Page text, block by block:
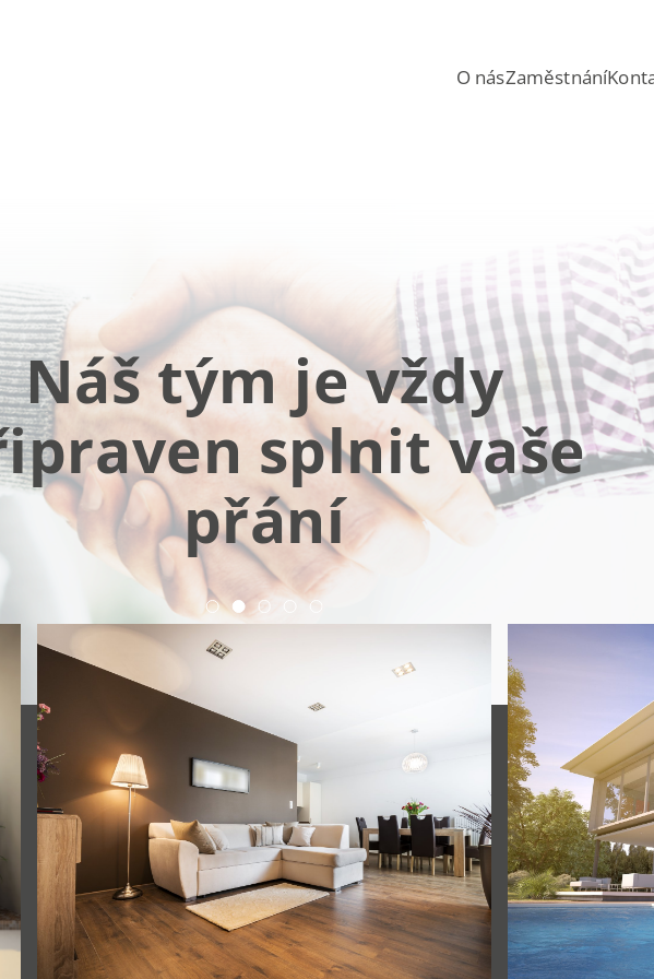
O násZaměstnání
Náš tým je vždy
splnit vaše
přání